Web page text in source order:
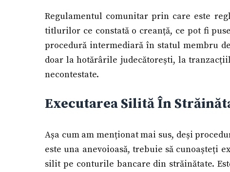
Regulamentul comunitar prin care este
titlurilor ce constată o creanță, ce pot fi
procedură intermediară în statul membru
doar la hotărârile judecătorești, la
necontestate.
Executarea Silită În
Așa cum am menționat mai sus, deși
este una anevoioasă, trebuie să cunoașteți
silit pe conturile bancare din străinătate.